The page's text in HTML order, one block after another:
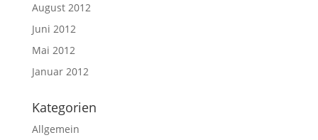
August 2012
Juni 2012
Mai 2012
Januar 2012
Kategorien
Allgemein